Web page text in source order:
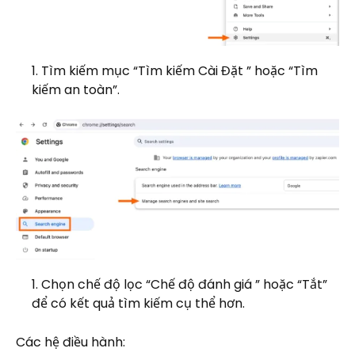
Tìm kiếm mục “Tìm kiếm Cài Đặt ” hoặc “Tìm
kiếm an toàn”.
Chọn chế độ lọc “Chế độ đánh giá ” hoặc “Tắt”
để có kết quả tìm kiếm cụ thể hơn.
Các hệ điều hành: